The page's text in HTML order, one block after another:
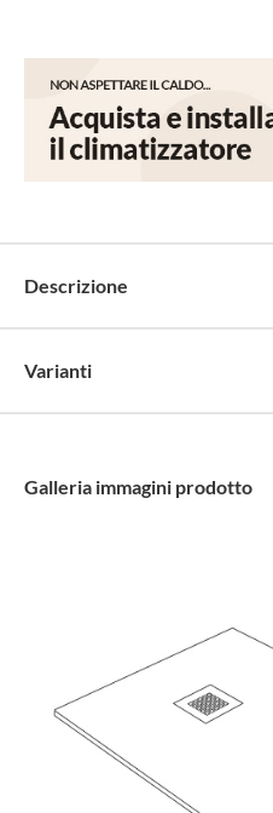
Descrizione
Varianti
Galleria immagini prodotto